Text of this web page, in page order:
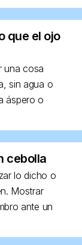
que el ojo
una cosa
sin agua o
áspero o
cebolla
lo dicho o
Mostrar
ante un